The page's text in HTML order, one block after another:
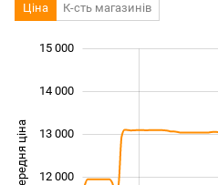
Ціна К-сть магазинів
Середня ціна 12 000
13 000
14 000
15 000